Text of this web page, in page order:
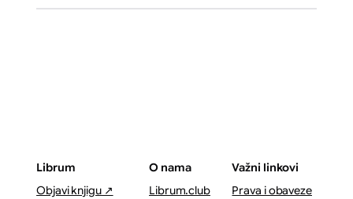
Librum
Objavi knjigu ↗
O nama
Librum.club
Važni linkovi
Prava i obaveze